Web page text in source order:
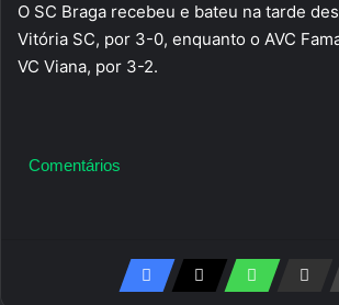
O SC Braga recebeu e bateu na tarde
Vitória SC, por 3-0, enquanto o AVC
VC Viana, por 3-2.
Comentários